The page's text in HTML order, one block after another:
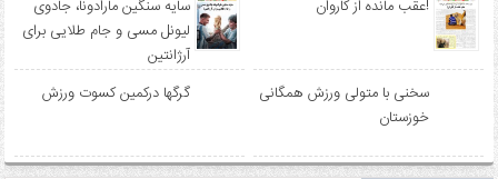
عقب مانده از کاروان!
سایه سنگین مارادونا، جادوی
لیونل مسی و جام طلایی برای
آرژانتین
سخنی با متولی ورزش همگانی
خوزستان
گرگها درکمین کسوت ورزش